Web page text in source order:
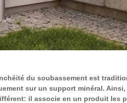
du soubassement est
sur un support minéral.
il associe en un produit les